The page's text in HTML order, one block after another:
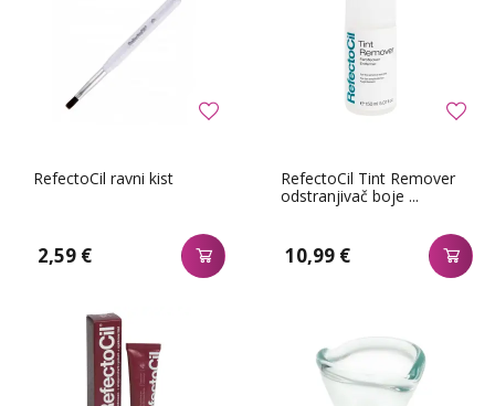
RefectoCil ravni kist
2,59 €
RefectoCil Tint Remover
odstranjivač boje ...
10,99 €